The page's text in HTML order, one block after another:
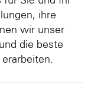
ihre
wir unser
die beste